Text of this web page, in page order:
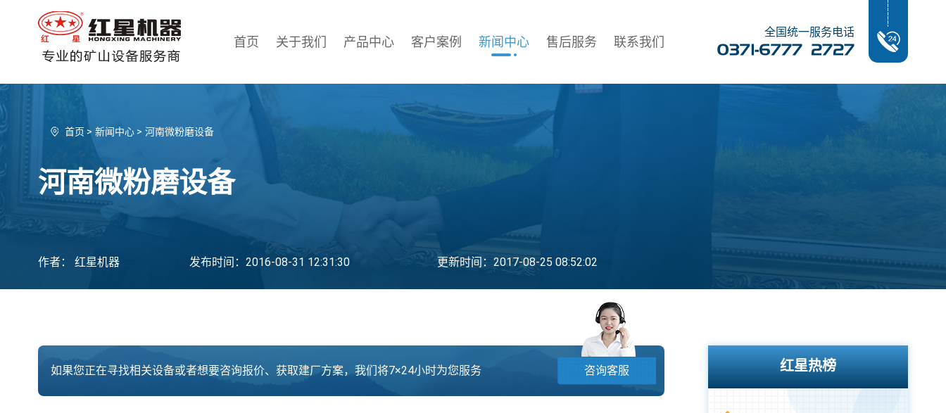
首页 关于我们 产品中心 客户案例 新闻中心 售后服务 联系我们
全国统一服务电话
首页> 新闻中心 > 河南微粉磨设备
河南微粉磨设备
作者： 红星机器 发布时间：2016-08-31 12:31:30 更新时间：2017-08-25 08:52:02
如果您正在寻找相关设备或者想要咨询报价、获取建厂方案，我们将7×24小时为您服务 咨询客服 红星热榜